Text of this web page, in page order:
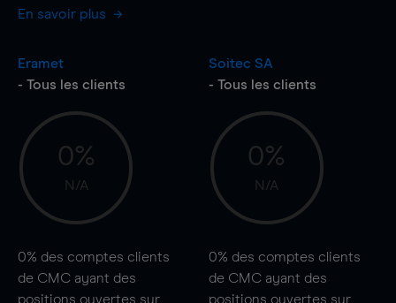
En savoir plus
Eramet
- Tous les clients
0%
N/A
0% des comptes clients
de CMC ayant des
positions ouvertes sur
Soitec SA
- Tous les clients
0%
N/A
0% des comptes clients
de CMC ayant des
positions ouvertes sur